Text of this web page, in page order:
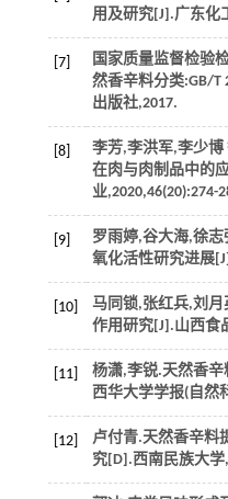
用及研究[J].广东化
[7] 国家质量监督检验
然香辛料分类:GB/T
出版社,2017.
[8] 李芳,李洪军,李少博
在肉与肉制品中的
业,2020,46(20):274-
[9] 罗雨婷,谷大海,徐志
氧化活性研究进展
[10] 马同锁,张红兵,刘月
作用研究[J]. 山西食
[11]
杨潇,李锐.天然香
西华大学学报(自然
[12]
卢付青.天然香辛料
究[D].西南民族大学,